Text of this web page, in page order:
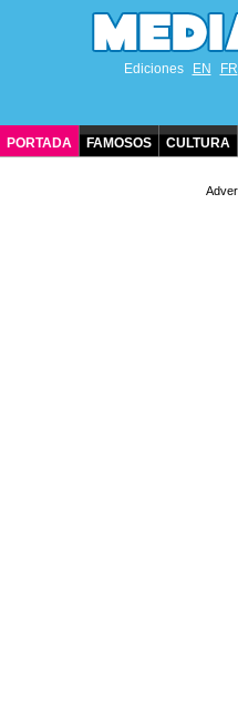
Ediciones EN FR
PORTADA FAMOSOS CULTURA